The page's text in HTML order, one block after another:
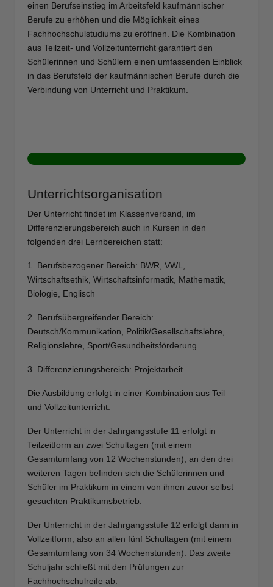
einen Berufseinstieg im Arbeitsfeld kaufmännischer
Berufe zu erhöhen und die Möglichkeit eines
Fachhochschulstudiums zu eröffnen. Die Kombination
aus Teilzeit- und Vollzeitunterricht garantiert den
Schülerinnen und Schülern einen umfassenden Einblick
in das Berufsfeld der kaufmännischen Berufe durch die
Verbindung von Unterricht und Praktikum.
Unterrichtsorganisation
Der Unterricht findet im Klassenverband, im
Differenzierungsbereich auch in Kursen in den
folgenden drei Lernbereichen statt:
1. Berufsbezogener Bereich: BWR, VWL,
Wirtschaftsethik, Wirtschaftsinformatik, Mathematik,
Biologie, Englisch
2. Berufsübergreifender Bereich:
Deutsch/Kommunikation, Politik/Gesellschaftslehre,
Religionslehre, Sport/Gesundheitsförderung
3. Differenzierungsbereich: Projektarbeit
Die Ausbildung erfolgt in einer Kombination aus Teil–
und Vollzeitunterricht:
Der Unterricht in der Jahrgangsstufe 11 erfolgt in
Teilzeitform an zwei Schultagen (mit einem
Gesamtumfang von 12 Wochenstunden), an den drei
weiteren Tagen befinden sich die Schülerinnen und
Schüler im Praktikum in einem von ihnen zuvor selbst
gesuchten Praktikumsbetrieb.
Der Unterricht in der Jahrgangsstufe 12 erfolgt dann in
Vollzeitform, also an allen fünf Schultagen (mit einem
Gesamtumfang von 34 Wochenstunden). Das zweite
Schuljahr schließt mit den Prüfungen zur
Fachhochschulreife ab.